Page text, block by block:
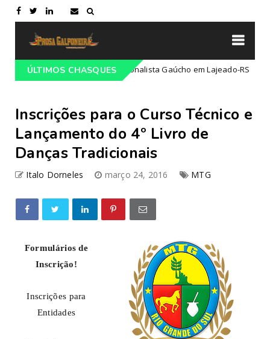
ÚLTIMOS CHASQUES
do 68º Congresso Tradicionalista Gaúcho em Lajeado-RS
Inscrições para o Curso Técnico e
Lançamento do 4º Livro de
Danças Tradicionais
Italo Dorneles março 24, 2016 MTG
Formulários de
Inscrição!
Inscrições para
Entidades